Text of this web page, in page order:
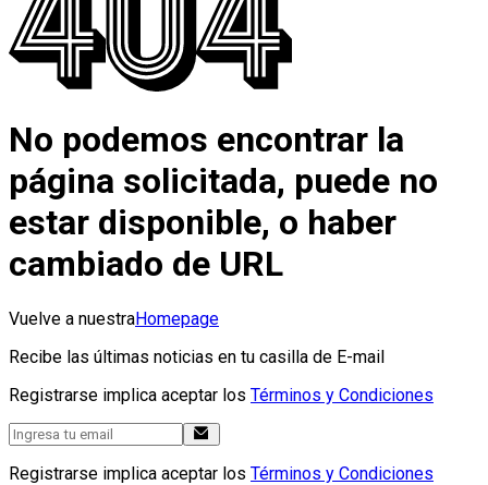
No podemos encontrar la
página solicitada, puede no
estar disponible, o haber
cambiado de URL
Vuelve a nuestraHomepage
Recibe las últimas noticias en tu casilla de E-mail
Registrarse implica aceptar los Términos y Condiciones
Registrarse implica aceptar los Términos y Condiciones